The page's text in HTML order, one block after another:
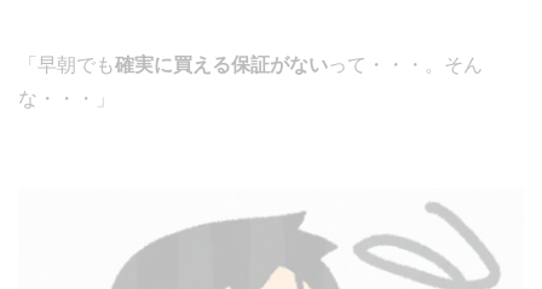
「早朝でも確実に買える保証がないって・・・。そん
な・・・」